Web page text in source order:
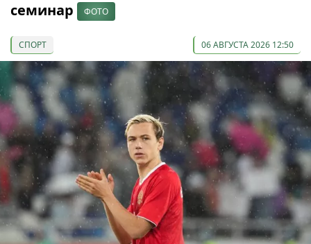
семинар
ФОТО
СПОРТ 06 АВГУСТА 2026 12:50